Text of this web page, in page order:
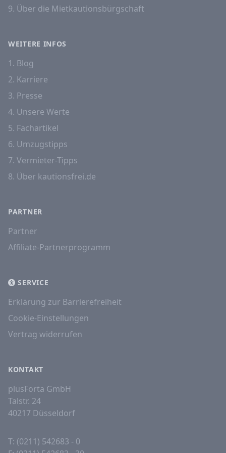
9. Über die Mietkautionsbürgschaft
WEITERE INFOS
1. Blog
2. Karriere
3. Presse
4. Unsere Werte
5. Fachartikel
6. Umzugstipps
7. Vermieter-Tipps
8. Über kautionsfrei.de
PARTNER
Partner
Affiliate-Partnerprogramm
SERVICE
Erklärung zur Barrierefreiheit
Cookie-Einstellungen
Vertrag widerrufen
KONTAKT
plusForta GmbH
Talstr. 24
40217 Düsseldorf
T: (0211) 542683 - 0